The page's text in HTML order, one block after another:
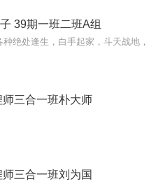
39期一班二班A组
绝处逢生，白手起家，斗天战地
三合一班朴大师
三合一班刘为国